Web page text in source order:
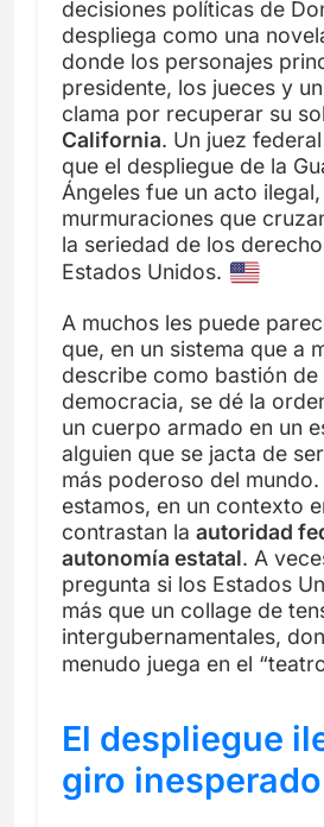
decisiones políticas de
despliega como una
donde los personajes
presidente, los jueces y
clama por recuperar su
California. Un juez
que el despliegue de la
Ángeles fue un acto
murmuraciones que
la seriedad de los
Estados Unidos.
A muchos les puede
que, en un sistema que a
describe como bastión
democracia, se dé la
un cuerpo armado en un
alguien que se jacta de
más poderoso del
estamos, en un contexto
contrastan la autoridad
autonomía estatal. A
pregunta si los Estados
más que un collage de
intergubernamentales,
menudo juega en el
El despliegue
giro inesperado